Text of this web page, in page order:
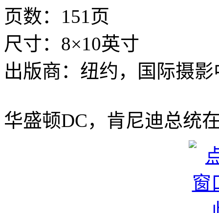
页数：151页
尺寸：8×10英寸
出版商：纽约，国际摄影
华盛顿DC，肯尼迪总统